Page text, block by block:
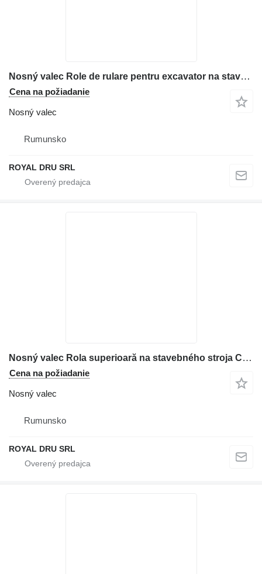
Nosný valec Role de rulare pentru excavator na stavebného stroja Case
Cena na požiadanie
Nosný valec
Rumunsko
ROYAL DRU SRL
Nosný valec Rola superioară na stavebného stroja Case – Set de 10 bucăți
Cena na požiadanie
Nosný valec
Rumunsko
ROYAL DRU SRL